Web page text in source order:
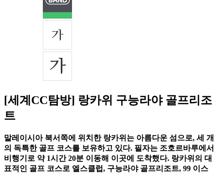
[세계CC탐방] 랑카위 구능라야 골프리조
트
말레이시아 북서쪽에 위치한 랑카위는 아름다운 섬으로, 세 개
의 독특한 골프 코스를 보유하고 있다. 필자는 조호르바루에서
비행기로 약 1시간 20분 이동해 이곳에 도착했다. 랑카위의 대
표적인 골프 코스로 엘스클럽, 구능라야 골프리조트, 99 이스